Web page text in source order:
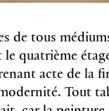
de tous
quatrième
acte de la
Tout